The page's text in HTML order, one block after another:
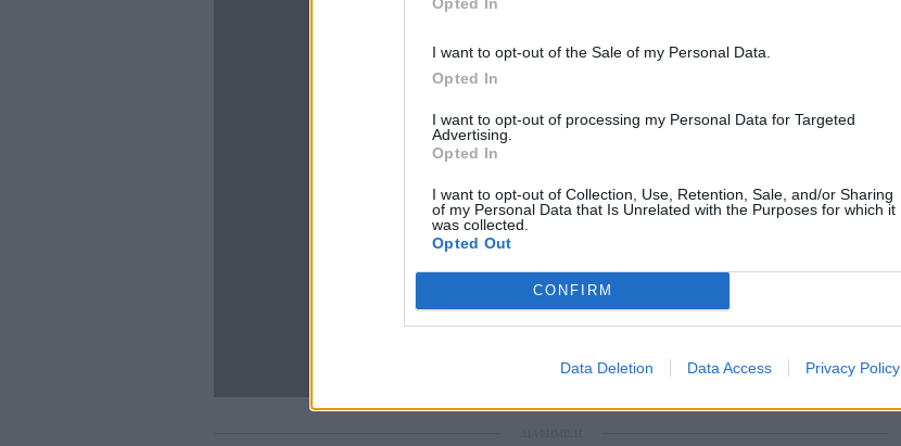
I want to opt-out of the Sale of my Personal Data.
Opted In
I want to opt-out of processing my Personal Data for Targeted
Advertising.
Opted In
I want to opt-out of Collection, Use, Retention, Sale, and/or Sharing
of my Personal Data that Is Unrelated with the Purposes for which it
was collected.
Opted Out
CONFIRM
Data Deletion Data Access Privacy Policy